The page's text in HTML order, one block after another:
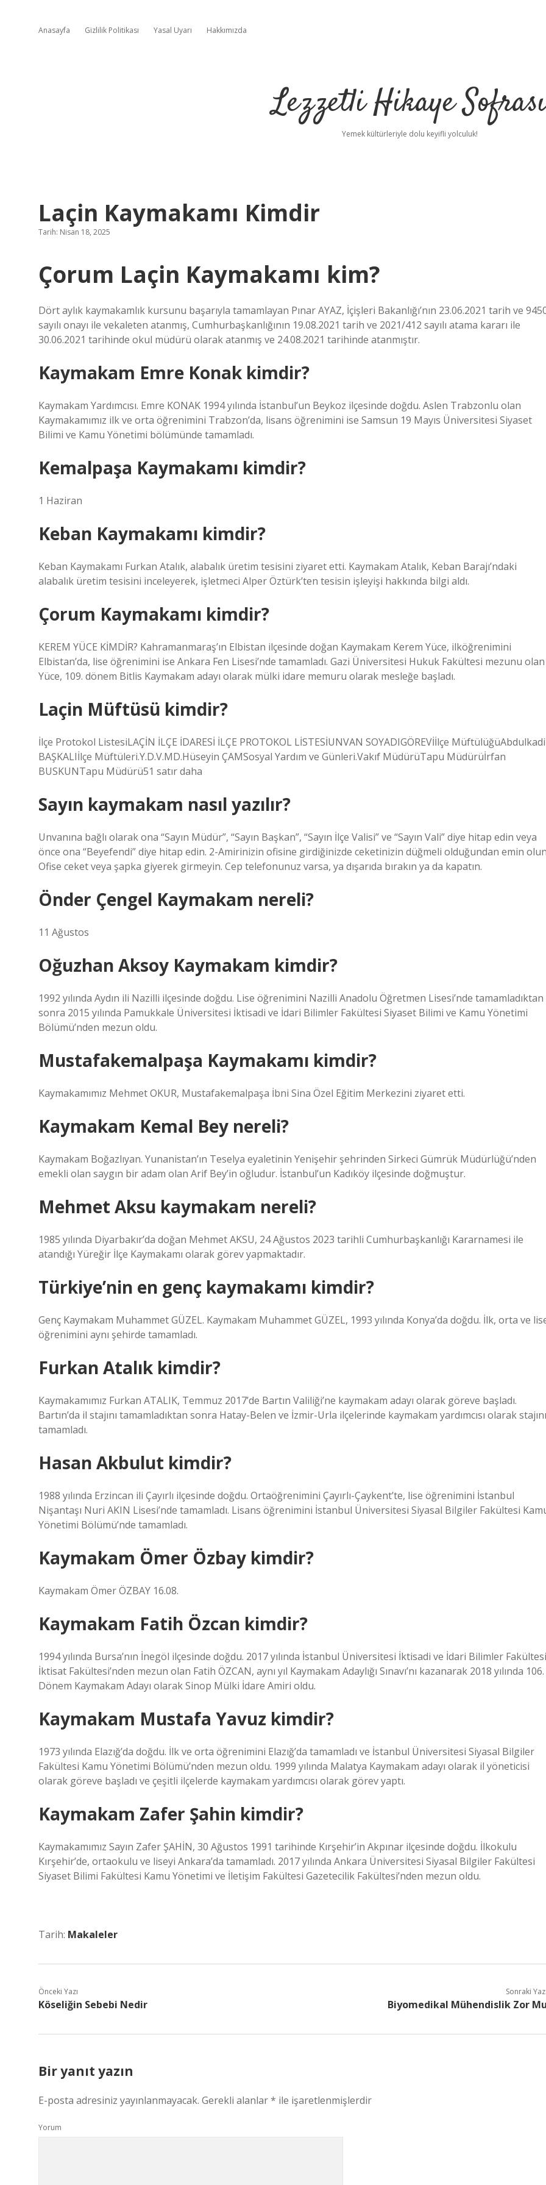
Anasayfa Gizlilik Politikası Yasal Uyarı Hakkımızda
Lezzetli Hikaye Sofrası
Yemek kültürleriyle dolu keyifli yolculuk!
Laçin Kaymakamı Kimdir
Tarih: Nisan 18, 2025
Çorum Laçin Kaymakamı kim?
Dört aylık kaymakamlık kursunu başarıyla tamamlayan Pınar AYAZ, İçişleri Bakanlığı’nın 23.06.2021 tarih ve
sayılı onayı ile vekaleten atanmış, Cumhurbaşkanlığının 19.08.2021 tarih ve 2021/412 sayılı atama kararı ile
30.06.2021 tarihinde okul müdürü olarak atanmış ve 24.08.2021 tarihinde atanmıştır.
Kaymakam Emre Konak kimdir?
Kaymakam Yardımcısı. Emre KONAK 1994 yılında İstanbul’un Beykoz ilçesinde doğdu. Aslen Trabzonlu olan
Kaymakamımız ilk ve orta öğrenimini Trabzon’da, lisans öğrenimini ise Samsun 19 Mayıs Üniversitesi Siyaset
Bilimi ve Kamu Yönetimi bölümünde tamamladı.
Kemalpaşa Kaymakamı kimdir?
1 Haziran
Keban Kaymakamı kimdir?
Keban Kaymakamı Furkan Atalık, alabalık üretim tesisini ziyaret etti. Kaymakam Atalık, Keban Barajı’ndaki
alabalık üretim tesisini inceleyerek, işletmeci Alper Öztürk’ten tesisin işleyişi hakkında bilgi aldı.
Çorum Kaymakamı kimdir?
KEREM YÜCE KİMDİR? Kahramanmaraş’ın Elbistan ilçesinde doğan Kaymakam Kerem Yüce, ilköğrenimini
Elbistan’da, lise öğrenimini ise Ankara Fen Lisesi’nde tamamladı. Gazi Üniversitesi Hukuk Fakültesi mezunu olan
Yüce, 109. dönem Bitlis Kaymakam adayı olarak mülki idare memuru olarak mesleğe başladı.
Laçin Müftüsü kimdir?
İlçe Protokol ListesiLAÇİN İLÇE İDARESİ İLÇE PROTOKOL LİSTESİUNVAN SOYADIGÖREVİİlçe
BAŞKALIİlçe Müftüleri.Y.D.V.MD.Hüseyin ÇAMSosyal Yardım ve Günleri.Vakıf MüdürüTapu Müdürüİrfan
BUSKUNTapu Müdürü51 satır daha
Sayın kaymakam nasıl yazılır?
Unvanına bağlı olarak ona “Sayın Müdür”, “Sayın Başkan”, “Sayın İlçe Valisi” ve “Sayın Vali” diye hitap edin veya
önce ona “Beyefendi” diye hitap edin. 2-Amirinizin ofisine girdiğinizde ceketinizin düğmeli olduğundan emin
Ofise ceket veya şapka giyerek girmeyin. Cep telefonunuz varsa, ya dışarıda bırakın ya da kapatın.
Önder Çengel Kaymakam nereli?
11 Ağustos
Oğuzhan Aksoy Kaymakam kimdir?
1992 yılında Aydın ili Nazilli ilçesinde doğdu. Lise öğrenimini Nazilli Anadolu Öğretmen Lisesi’nde tamamladıktan
sonra 2015 yılında Pamukkale Üniversitesi İktisadi ve İdari Bilimler Fakültesi Siyaset Bilimi ve Kamu Yönetimi
Bölümü’nden mezun oldu.
Mustafakemalpaşa Kaymakamı kimdir?
Kaymakamımız Mehmet OKUR, Mustafakemalpaşa İbni Sina Özel Eğitim Merkezini ziyaret etti.
Kaymakam Kemal Bey nereli?
Kaymakam Boğazlıyan. Yunanistan’ın Teselya eyaletinin Yenişehir şehrinden Sirkeci Gümrük Müdürlüğü’nden
emekli olan saygın bir adam olan Arif Bey’in oğludur. İstanbul’un Kadıköy ilçesinde doğmuştur.
Mehmet Aksu kaymakam nereli?
1985 yılında Diyarbakır’da doğan Mehmet AKSU, 24 Ağustos 2023 tarihli Cumhurbaşkanlığı Kararnamesi ile
atandığı Yüreğir İlçe Kaymakamı olarak görev yapmaktadır.
Türkiye’nin en genç kaymakamı kimdir?
Genç Kaymakam Muhammet GÜZEL. Kaymakam Muhammet GÜZEL, 1993 yılında Konya’da doğdu. İlk, orta ve
öğrenimini aynı şehirde tamamladı.
Furkan Atalık kimdir?
Kaymakamımız Furkan ATALIK, Temmuz 2017’de Bartın Valiliği’ne kaymakam adayı olarak göreve başladı.
Bartın’da il stajını tamamladıktan sonra Hatay-Belen ve İzmir-Urla ilçelerinde kaymakam yardımcısı olarak stajını
tamamladı.
Hasan Akbulut kimdir?
1988 yılında Erzincan ili Çayırlı ilçesinde doğdu. Ortaöğrenimini Çayırlı-Çaykent’te, lise öğrenimini İstanbul
Nişantaşı Nuri AKIN Lisesi’nde tamamladı. Lisans öğrenimini İstanbul Üniversitesi Siyasal Bilgiler Fakültesi
Yönetimi Bölümü’nde tamamladı.
Kaymakam Ömer Özbay kimdir?
Kaymakam Ömer ÖZBAY 16.08.
Kaymakam Fatih Özcan kimdir?
1994 yılında Bursa’nın İnegöl ilçesinde doğdu. 2017 yılında İstanbul Üniversitesi İktisadi ve İdari Bilimler
İktisat Fakültesi’nden mezun olan Fatih ÖZCAN, aynı yıl Kaymakam Adaylığı Sınavı’nı kazanarak 2018 yılında 106.
Dönem Kaymakam Adayı olarak Sinop Mülki İdare Amiri oldu.
Kaymakam Mustafa Yavuz kimdir?
1973 yılında Elazığ’da doğdu. İlk ve orta öğrenimini Elazığ’da tamamladı ve İstanbul Üniversitesi Siyasal Bilgiler
Fakültesi Kamu Yönetimi Bölümü’nden mezun oldu. 1999 yılında Malatya Kaymakam adayı olarak il yöneticisi
olarak göreve başladı ve çeşitli ilçelerde kaymakam yardımcısı olarak görev yaptı.
Kaymakam Zafer Şahin kimdir?
Kaymakamımız Sayın Zafer ŞAHİN, 30 Ağustos 1991 tarihinde Kırşehir’in Akpınar ilçesinde doğdu. İlkokulu
Kırşehir’de, ortaokulu ve liseyi Ankara’da tamamladı. 2017 yılında Ankara Üniversitesi Siyasal Bilgiler Fakültesi
Siyaset Bilimi Fakültesi Kamu Yönetimi ve İletişim Fakültesi Gazetecilik Fakültesi’nden mezun oldu.
Tarih: Makaleler
Önceki Yazı
Köseliğin Sebebi Nedir
Sonraki
Biyomedikal Mühendislik Zor
Bir yanıt yazın
E-posta adresiniz yayınlanmayacak. Gerekli alanlar* ile işaretlenmişlerdir
Yorum